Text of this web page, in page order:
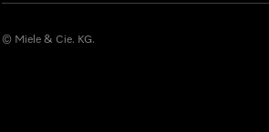
© Miele & Cie. KG.